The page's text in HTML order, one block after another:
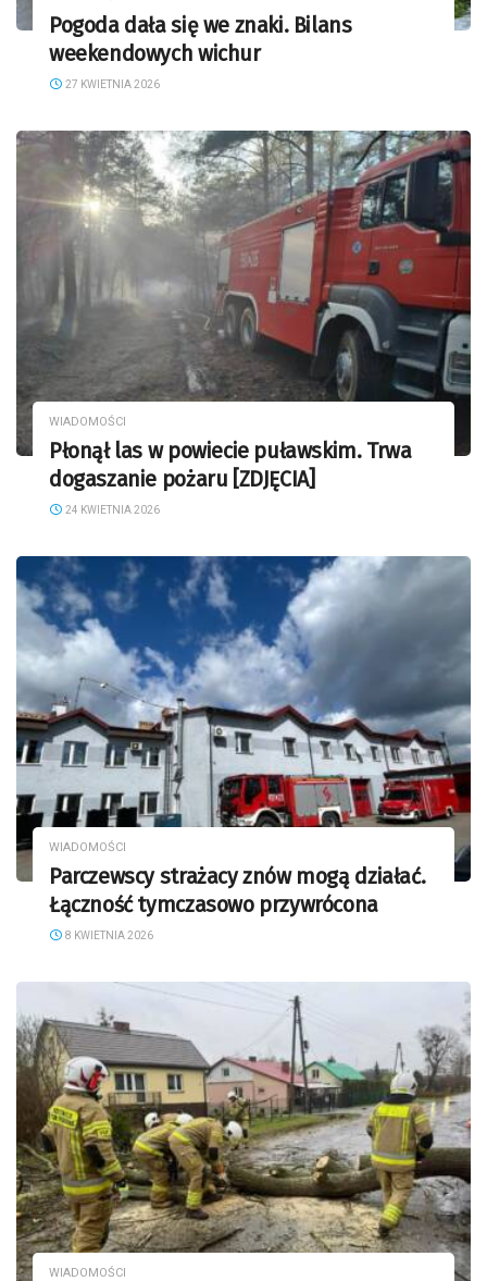
Pogoda dała się we znaki. Bilans
weekendowych wichur
27 KWIETNIA 2026
WIADOMOŚCI
Płonął las w powiecie puławskim. Trwa
dogaszanie pożaru [ZDJĘCIA]
24 KWIETNIA 2026
WIADOMOŚCI
Parczewscy strażacy znów mogą działać.
Łączność tymczasowo przywrócona
8 KWIETNIA 2026
WIADOMOŚCI